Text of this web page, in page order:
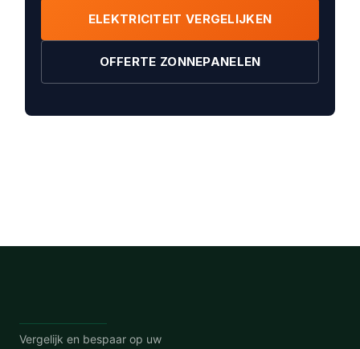
ELEKTRICITEIT VERGELIJKEN
OFFERTE ZONNEPANELEN
Vergelijk en bespaar op uw